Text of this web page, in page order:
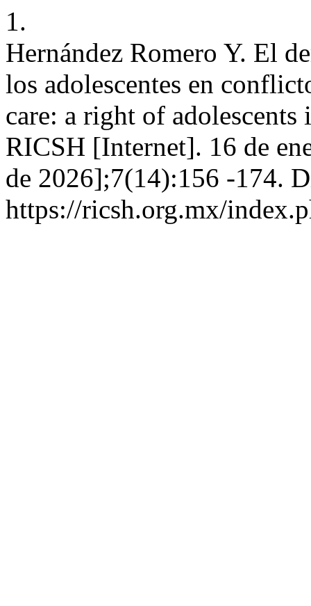
1.
Hernández Romero Y. El
los adolescentes en
care: a right of
RICSH [Internet]. 16 de
de 2026];7(14):156 -174.
https://ricsh.org.mx/